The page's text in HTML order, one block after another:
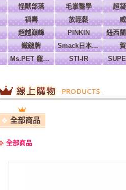
怪獸部落 毛掌醫學
超
福壽 放輕鬆
超越巔峰 PINKIN
紐西
鐵鎚牌 Smack日本正宗
Ms.PET 寵物小姐 STI-IR
全部商品
全部商品